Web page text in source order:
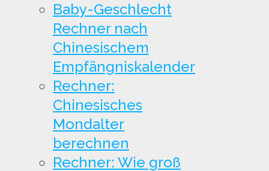
Baby-Geschlecht
Rechner nach
Chinesischem
Empfängniskalender
Rechner:
Chinesisches
Mondalter
berechnen
Rechner: Wie groß